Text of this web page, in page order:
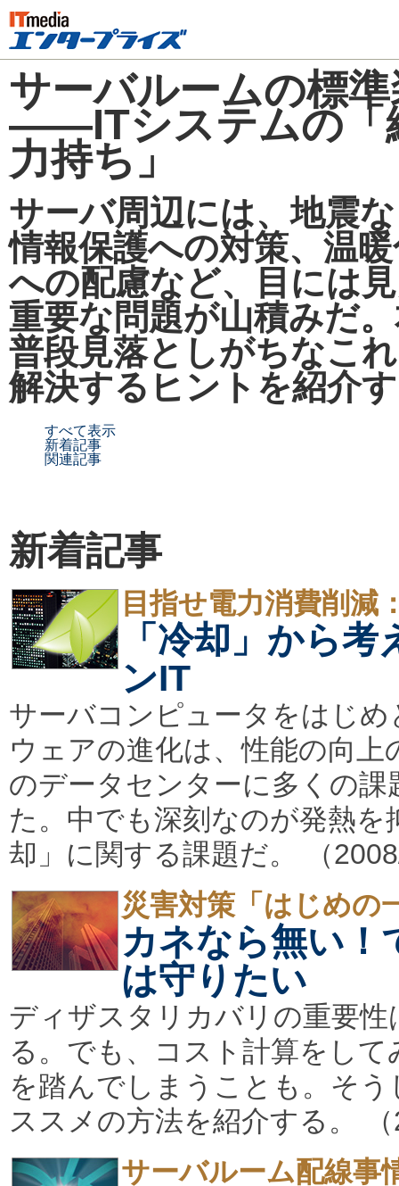
サーバルームの標
――ITシステムの「
力持ち」
サーバ周辺には、地震
情報保護への対策、温
への配慮など、目には
重要な問題が山積みだ
普段見落としがちなこ
解決するヒントを紹介
すべて表示
新着記事
関連記事
新着記事
目指せ電力消費削減
「冷却」から
ンIT
サーバコンピュータをはじ
ウェアの進化は、性能の向上
のデータセンターに多くの課
た。中でも深刻なのが発熱を
却」に関する課題だ。 （
災害対策「はじめの
カネなら無い！
は守りたい
ディザスタリカバリの重要性
る。でも、コスト計算をして
を踏んでしまうことも。そ
ススメの方法を紹介する。
サーバルーム配線事